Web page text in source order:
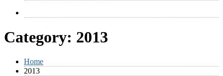
Category: 2013
Home
2013